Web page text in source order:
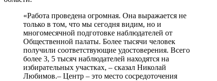
«Работа проведена огромная. Она выражается не
только в том, что мы сегодня видим, но и
многомесячной подготовке наблюдателей от
Общественной палаты. Более тысячи человек
получили соответствующие удостоверения. Всего
более 3, 5 тысяч наблюдателей находятся на
избирательных участках, – сказал Николай
Любимов.– Центр – это место сосредоточения